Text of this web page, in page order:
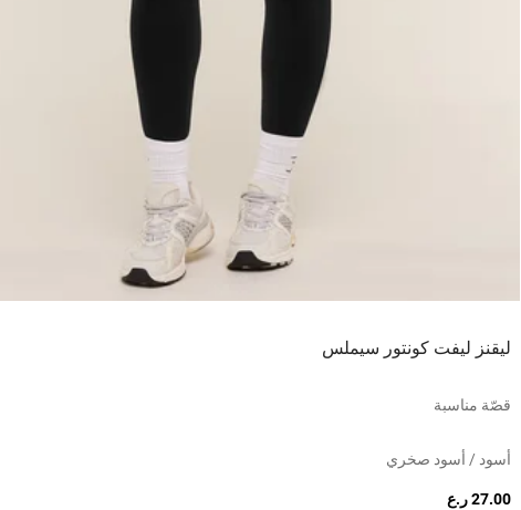
ليقنز ليفت كونتور سيملس
قصّة مناسبة
أسود / أسود صخري
27.00 ر.ع